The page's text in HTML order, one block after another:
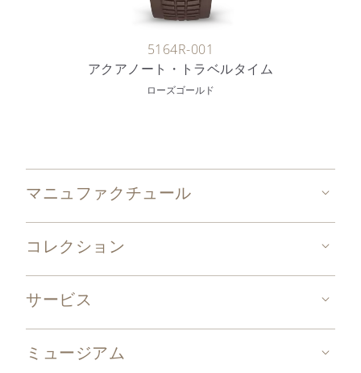
5164R-001
アクアノート・トラベルタイム
ローズゴールド
マニュファクチュール
コレクション
サービス
ミュージアム